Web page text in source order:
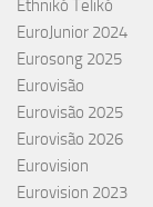
Ethnikó Telikó
EuroJunior 2024
Eurosong 2025
Eurovisão
Eurovisão 2025
Eurovisão 2026
Eurovision
Eurovision 2023